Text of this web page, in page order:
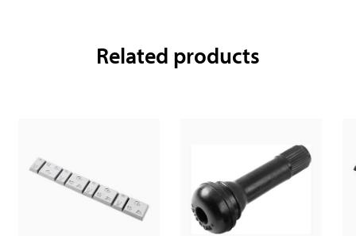
Related products